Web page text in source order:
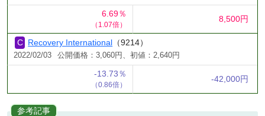
6.69％
（1.07倍）
8,500円
Recovery International （9214）
2022/02/03 公開価格：3,060円、初値：2,640円
-13.73％
（0.86倍）
-42,000円
参考記事